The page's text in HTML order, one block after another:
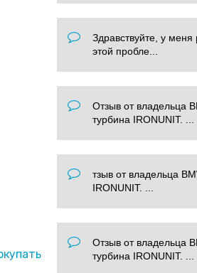
Здравствуйте, у
этой пробле...
Отзыв от владельца
турбина IRONUNIT. ...
тзыв от владельца
IRONUNIT. ...
Отзыв от владельца
турбина IRONUNIT. ...